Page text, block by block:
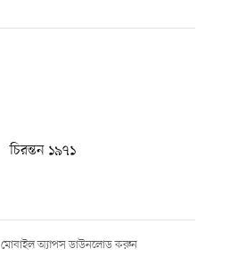
চিরন্তন ১৯৭১
মোবাইল অ্যাপস ডাউনলোড করুন